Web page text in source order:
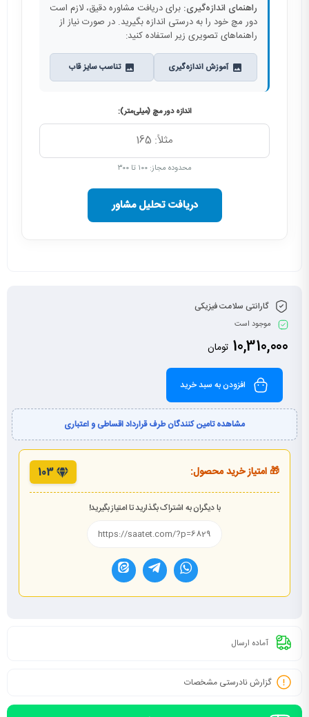
راهنمای اندازه‌گیری: برای دریافت مشاوره دقیق، لازم است
دور مچ خود را به درستی اندازه بگیرید. در صورت نیاز از
راهنماهای تصویری زیر استفاده کنید:
آموزش اندازه‌گیری تناسب سایز قاب
اندازه دور مچ (میلی‌متر):
محدوده مجاز: ۱۰۰ تا ۳۰۰
دریافت تحلیل مشاور
گارانتی سلامت فیزیکی
موجود است
10,310,000 تومان
افزودن به سبد خرید
مشاهده تامین کنندگان طرف قرارداد اقساطی و اعتباری
🎁 امتیاز خرید محصول: 103
با دیگران به اشتراک بگذارید تا امتیاز بگیرید!
آماده ارسال
گزارش نادرستی مشخصات